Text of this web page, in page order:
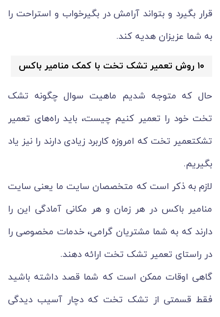
قرار بگیرد و بتواند آرامش در بگیرخواب و استراحت را
به شما عزیزان هدیه کند.
۱۰ روش تعمیر تشک تخت با کمک منامیر باکس
حال که متوجه شدیم ماهیت سوال چگونه تشک
تخت خود را تعمیر کنیم چیست، باید راه‌های تعمیر
تشکتعمیر تخت که امروزه کاربرد زیادی دارند را نیز یاد
بگیریم.
لازم به ذکر است که متخصصان سایت ما یعنی سایت
منامیر باکس در هر زمان و هر مکانی آمادگی این را
دارند که به شما مشتریان گرامی، خدمات مخصوصی را
در راستای تعمیر تشک تخت ارائه دهند.
گاهی اوقات ممکن است که شما قصد داشته باشید
فقط قسمتی از تشک تخت که دچار آسیب دیدگی